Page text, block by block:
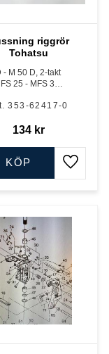
riggrör
Tohatsu
- M 50 D, 2-takt
25 - MFS 30,
MD 40 - MD
353-62417-0
134 kr
Lägg
KÖP